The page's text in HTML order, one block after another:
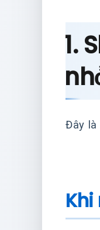
1.
Đây là